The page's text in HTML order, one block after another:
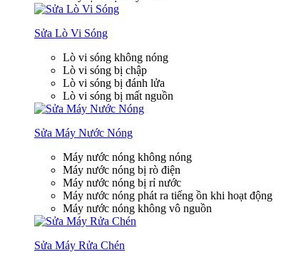
Sửa Lò Vi Sóng
Lò vi sóng không nóng
Lò vi sóng bị chập
Lò vi sóng bị đánh lửa
Lò vi sóng bị mất nguồn
Sửa Máy Nước Nóng
Máy nước nóng không nóng
Máy nước nóng bị rò điện
Máy nước nóng bị rỉ nước
Máy nước nóng phát ra tiếng ồn khi hoạt động
Máy nước nóng không vô nguồn
Sửa Máy Rửa Chén